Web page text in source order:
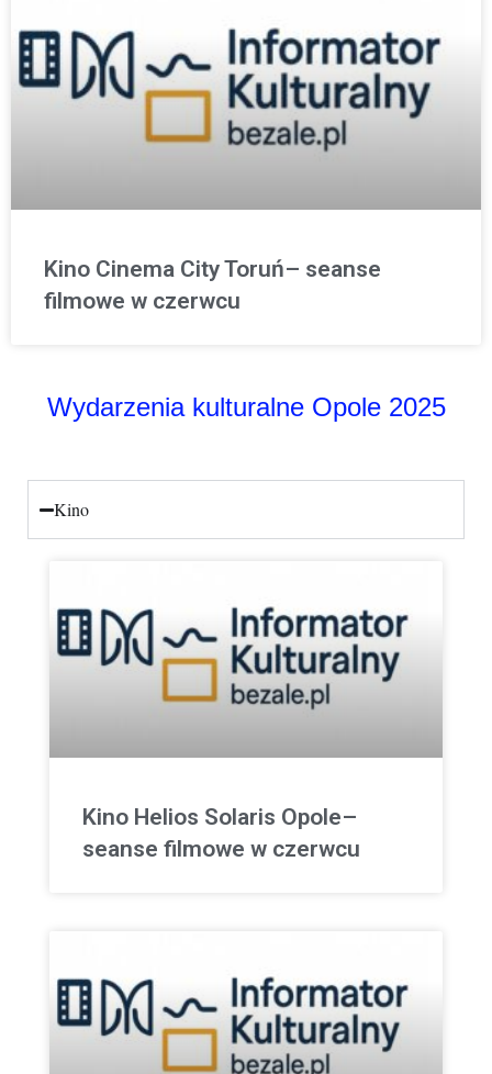
Kino Cinema City Toruń– seanse
filmowe w czerwcu
Wydarzenia kulturalne Opole 2025
Kino
Kino Helios Solaris Opole–
seanse filmowe w czerwcu